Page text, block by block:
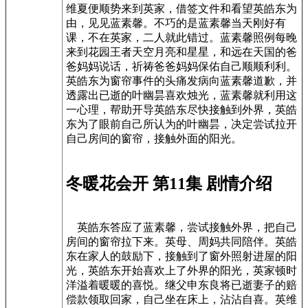
维夏便顺势来到英家，借签文件和看望英皓东为
由，见见蓝素馨。不巧的是蓝素馨当天刚好有
课，不在英家，二人就此错过。蓝素馨照例每晚
来到花园王者天空月亮和星星，和远在天国的爸
爸妈妈说话，祈祷爸爸妈妈保佑自己顺顺利利。
英皓东为窗帘事件的头痛发病向蓝素馨道歉，并
透露出已逝的叶幽昙喜欢烛光，蓝素馨就利用这
一心理，帮助开导英皓东尽快接触到外界，英皓
东为了眼前自己所认为的叶幽昙，决定尝试拉开
自己房间的窗帘，接触外面的阳光。
冬暖花会开 第11集 剧情介绍
英皓东答应了蓝素馨，尝试接触外界，把自己
房间的窗帘拉下来。英母、周妈共同陪伴。英皓
东在家人的鼓励下，接触到了窗外照射进屋的阳
光，英皓东开始喜欢上了外界的阳光，英家顿时
洋溢着暖暖的喜悦。继父申东良将已逝妻子的赔
偿款领取回家，自己坐在床上，沾沾自喜。英维